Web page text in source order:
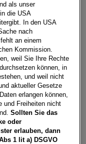
Benzin (mild)
und Diesel
als unser
die USA
In den USA
nach
an einem
Kommission.
weil Sie Ihre Rechte
können, in
und weil nicht
aktueller Gesetze
erlangen können,
und Freiheiten nicht
Sollten Sie das
oder
erlauben, dann
1 lit a) DSGVO